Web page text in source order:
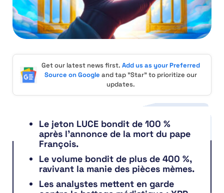
Get our latest news first. Add us as your Preferred
Source on Google and tap "Star" to prioritize our
updates.
Le jeton LUCE bondit de 100 %
après l’annonce de la mort du pape
François.
Le volume bondit de plus de 400 %,
ravivant la manie des pièces mèmes.
Les analystes mettent en garde